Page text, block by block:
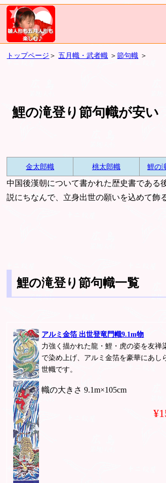
トップページ ＞五月幟・武者幟 ＞節句幟 ＞
鯉の滝登り節句幟が安い
金太郎幟 桃太郎幟 鯉の
中国後漢朝について書かれた歴史書である
説にちなんで、立身出世の願いを込めて飾
鯉の滝登り節句幟一覧
アルミ金箔 出世登竜門幟9.1m物
力強く描かれた龍・鯉・虎の姿を友禅
で染め上げ、アルミ金箔を豪華にあし
世幟です。
幟の大きさ 9.1m×105cm